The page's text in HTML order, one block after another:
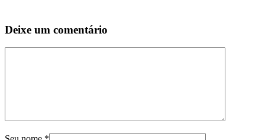
Deixe um comentário